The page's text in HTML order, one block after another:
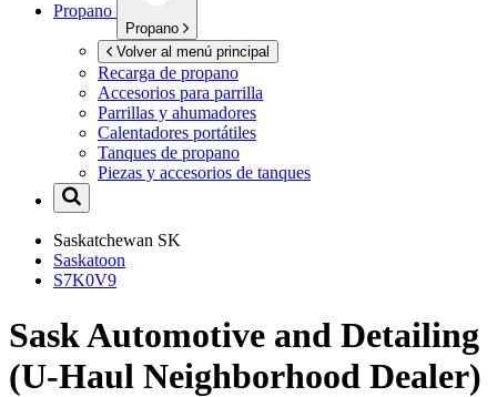
Propano
Propano
Volver al menú principal
Recarga de propano
Accesorios para parrilla
Parrillas y ahumadores
Calentadores portátiles
Tanques de propano
Piezas y accesorios de tanques
Saskatchewan SK
Saskatoon
S7K0V9
Sask Automotive and Detailing
(U-Haul Neighborhood Dealer)